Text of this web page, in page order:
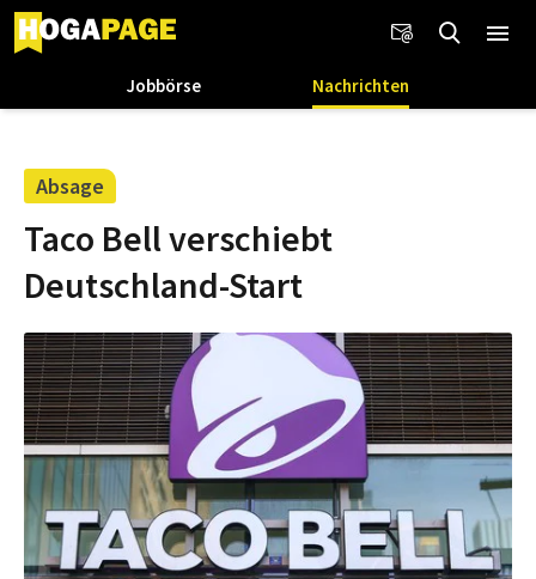
Jobbörse Nachrichten
Absage
Taco Bell verschiebt
Deutschland-Start